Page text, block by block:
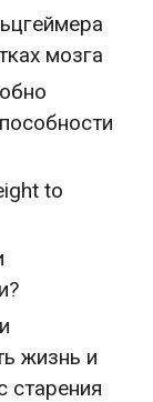
мозга
to
жизнь и
старения